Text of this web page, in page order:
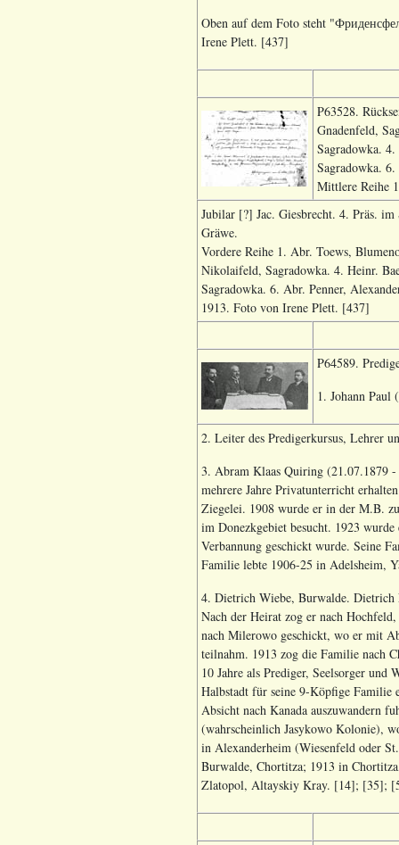
Oben auf dem Foto steht
Irene Plett. [437]
P63528.
Gnadenfeld,
Sagradowka.
Sagradowka.
Mittlere Reihe
Jubilar [?] Jac. Giesbrecht. 4. Präs.
Gräwe.
Vordere Reihe 1. Abr. Toews,
Nikolaifeld, Sagradowka. 4. Heinr.
Sagradowka. 6. Abr. Penner,
1913. Foto von Irene Plett. [437]
P64589.
1. Johann Paul
2. Leiter des Predigerkursus, Lehrer
3. Abram Klaas Quiring (21.07.1879
mehrere Jahre Privatunterricht
Ziegelei. 1908 wurde er in der M.B.
im Donezkgebiet besucht. 1923
Verbannung geschickt wurde. Seine
Familie lebte 1906-25 in Adelsheim,
4. Dietrich Wiebe, Burwalde.
Nach der Heirat zog er nach
nach Milerowo geschickt, wo er mit
teilnahm. 1913 zog die Familie nach
10 Jahre als Prediger, Seelsorger
Halbstadt für seine 9-Köpfige Familie
Absicht nach Kanada auszuwandern
(wahrscheinlich Jasykowo Kolonie),
in Alexanderheim (Wiesenfeld oder
Burwalde, Chortitza; 1913 in
Zlatopol, Altayskiy Kray. [14]; [35];